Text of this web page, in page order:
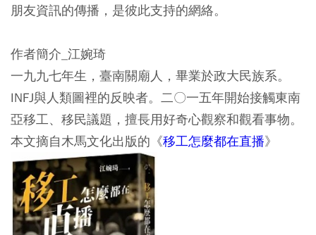
朋友資訊的傳播，是彼此支持的網絡。
作者簡介_江婉琦
一九九七年生，臺南關廟人，畢業於政大民族系。
INFJ與人類圖裡的反映者。二〇一五年開始接觸東南
亞移工、移民議題，擅長用好奇心觀察和觀看事物。
本文摘自木馬文化出版的《移工怎麼都在直播》